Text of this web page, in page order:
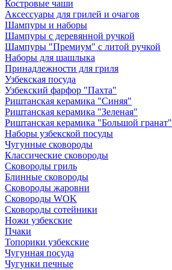
Костровые чаши
Аксессуары для грилей и очагов
Шампуры и наборы
Шампуры с деревянной ручкой
Шампуры "Премиум" с литой ручкой
Наборы для шашлыка
Принадлежности для гриля
Узбекская посуда
Узбекский фарфор "Пахта"
Риштанская керамика "Синяя"
Риштанская керамика "Зеленая"
Риштанская керамика "Большой гранат"
Наборы узбекской посуды
Чугунные сковороды
Классические сковороды
Сковороды гриль
Блинные сковороды
Сковороды жаровни
Сковороды WOK
Сковороды сотейники
Ножи узбекские
Пчаки
Топорики узбекские
Чугунная посуда
Чугунки печные